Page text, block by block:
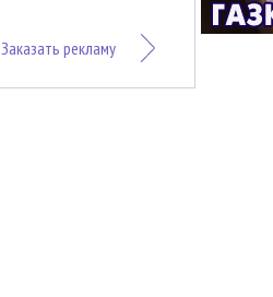
Заказать рекламу